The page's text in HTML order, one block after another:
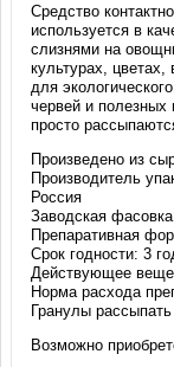
Средство
используется в
слизнями на
культурах,
для
червей и полезных
просто
Произведено из
Производитель
Россия
Заводская
Препаративная
Срок годности: 3
Действующее
Норма расхода
Гранулы
Возможно